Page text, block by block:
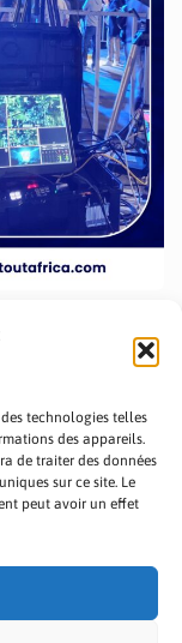
technologies telles
des appareils.
de traiter des données
sur ce site. Le
peut avoir un effet
A PROPOS